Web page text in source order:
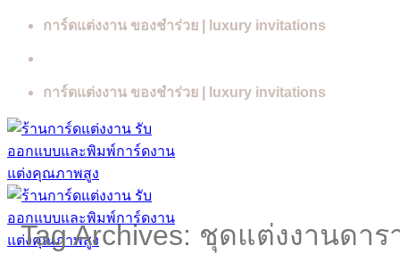
Skip
การ์ดแต่งงาน ของชำร่วย | luxury invitations
การ์ดแต่งงาน ของชำร่วย | luxury invitations
Tag Archives: ชุดแต่งงานดาร